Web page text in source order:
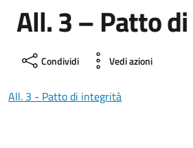
All. 3 – Patto
Condividi Vedi azioni
All. 3 - Patto di integrità